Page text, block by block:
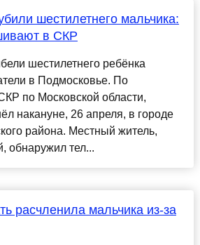
шестилетнего мальчика:
в СКР
шестилетнего ребёнка
в Подмосковье. По
по Московской области,
накануне, 26 апреля, в городе
района. Местный житель,
обнаружил тел...
расчленила мальчика из-за